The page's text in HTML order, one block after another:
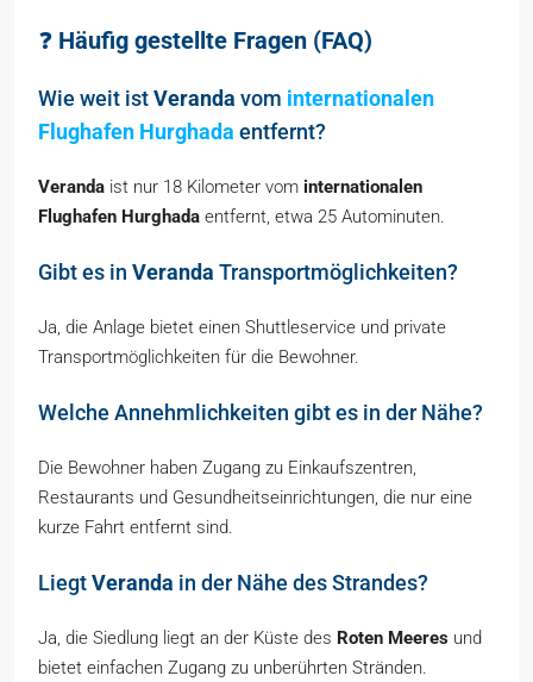
❓ Häufig gestellte Fragen (FAQ)
Wie weit istVeranda vom internationalen
Flughafen Hurghada entfernt?
Veranda ist nur 18 Kilometer vom internationalen
Flughafen Hurghada entfernt, etwa 25 Autominuten.
Gibt es in Veranda Transportmöglichkeiten?
Ja, die Anlage bietet einen Shuttleservice und private
Transportmöglichkeiten für die Bewohner.
Welche Annehmlichkeiten gibt es in der Nähe?
Die Bewohner haben Zugang zu Einkaufszentren,
Restaurants und Gesundheitseinrichtungen, die nur eine
kurze Fahrt entfernt sind.
LiegtVeranda in der Nähe des Strandes?
Ja, die Siedlung liegt an der Küste des Roten Meeres und
bietet einfachen Zugang zu unberührten Stränden.